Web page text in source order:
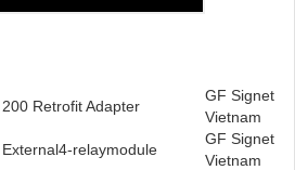
200 Retrofit Adapter
GF Signet
Vietnam
External4-relaymodule
GF Signet
Vietnam